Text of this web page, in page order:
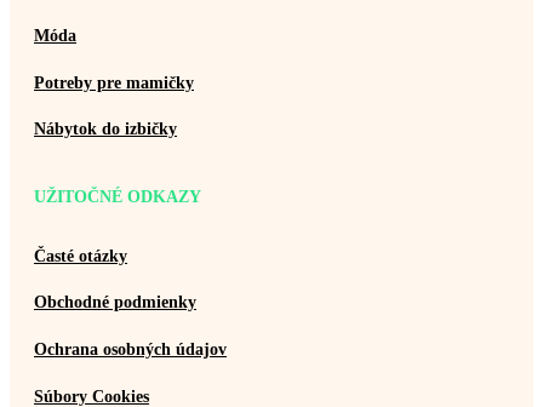
Móda
Potreby pre mamičky
Nábytok do izbičky
UŽITOČNÉ ODKAZY
Časté otázky
Obchodné podmienky
Ochrana osobných údajov
Súbory Cookies